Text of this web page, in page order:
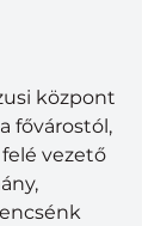
központ
fővárostól,
vezető